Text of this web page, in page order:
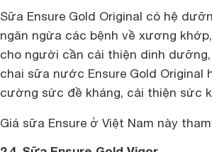
Sữa Ensure Gold Original có hệ
ngăn ngừa các bệnh về xương
cho người cần cải thiện dinh
chai sữa nước Ensure Gold Original
cường sức đề kháng, cải thiện sức
Giá sữa Ensure ở Việt Nam này